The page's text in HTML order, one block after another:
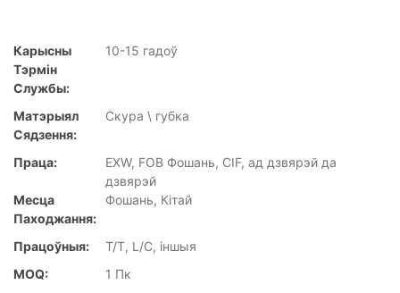
Карысны
Тэрмін
Службы:
10-15 гадоў
Матэрыял
Сядзення:
Скура \ губка
Праца:
EXW, FOB Фошань, CIF, ад дзвярэй да
дзвярэй
Месца
Паходжання:
Фошань, Кітай
Працоўныя:
T/T, L/C, іншыя
MOQ:
1 Пк